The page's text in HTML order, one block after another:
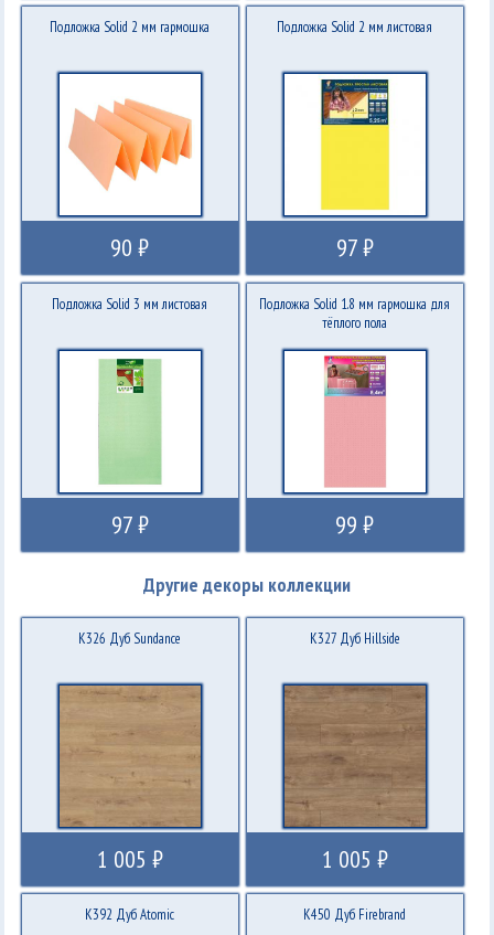
Подложка Solid 2 мм гармошка
90 ₽
Подложка Solid 2 мм листовая
97 ₽
Подложка Solid 3 мм листовая
97 ₽
Подложка Solid 1.8 мм гармошка для
тёплого пола
99 ₽
Другие декоры коллекции
K326 Дуб Sundance
1 005 ₽
K327 Дуб Hillside
1 005 ₽
K392 Дуб Atomic K450 Дуб Firebrand